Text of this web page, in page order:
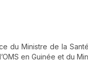
du Ministre de la
en Guinée et du